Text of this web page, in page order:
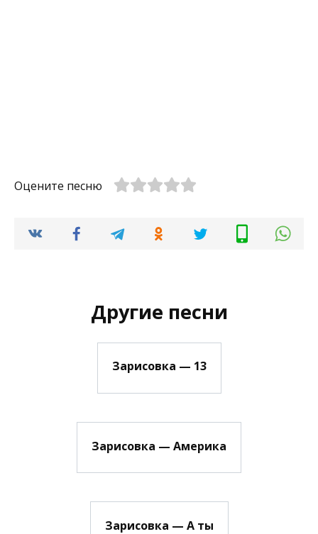
Оцените песню
Другие песни
Зарисовка — 13
Зарисовка — Америка
Зарисовка — А ты